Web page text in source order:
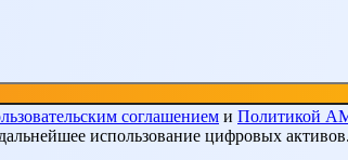
соглашением и Политикой
использование цифровых активов.